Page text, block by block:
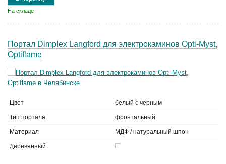
На складе
Портал Dimplex Langford для электрокаминов Opti-Myst,
Optiflame
Цвет белый с черным
Тип портала фронтальный
Материал МДФ / натуральный шпон
Деревянный